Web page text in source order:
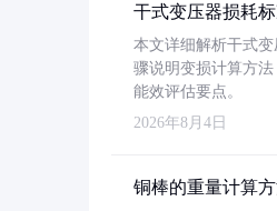
干式变压器损耗
本文详细解析干式
骤说明变损计算方
能效评估要点。
2026年8月4日
铜棒的重量计算